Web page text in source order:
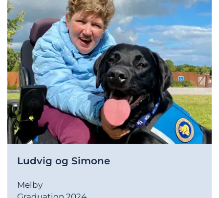
Ludvig og Simone
Melby